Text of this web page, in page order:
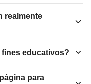
realmente
fines educativos?
para